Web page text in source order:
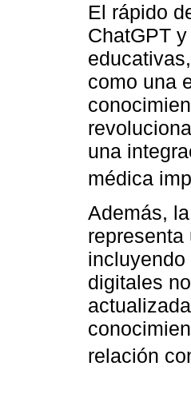
El rápido
ChatGPT
como una
una
médica
Además,
digitales
relación